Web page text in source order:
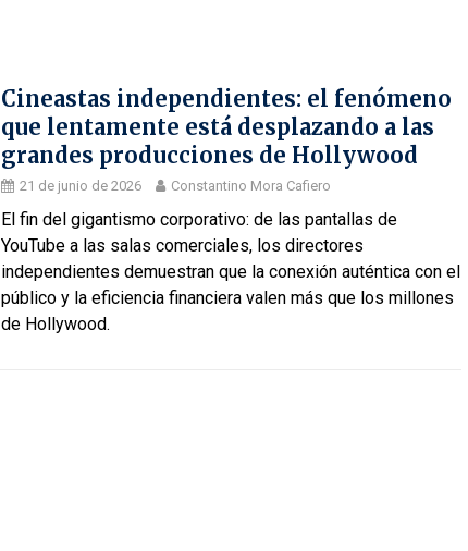
Cineastas independientes: el fenómeno
que lentamente está desplazando a las
grandes producciones de Hollywood
21 de junio de 2026 Constantino Mora Cafiero
El fin del gigantismo corporativo: de las pantallas de
YouTube a las salas comerciales, los directores
independientes demuestran que la conexión auténtica con el
público y la eficiencia financiera valen más que los millones
de Hollywood.